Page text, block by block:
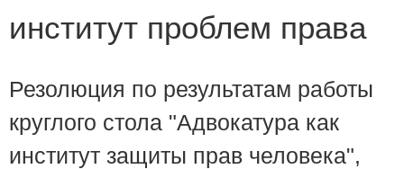
институт проблем права
Резолюция по результатам работы
круглого стола "Адвокатура как
институт защиты прав человека",